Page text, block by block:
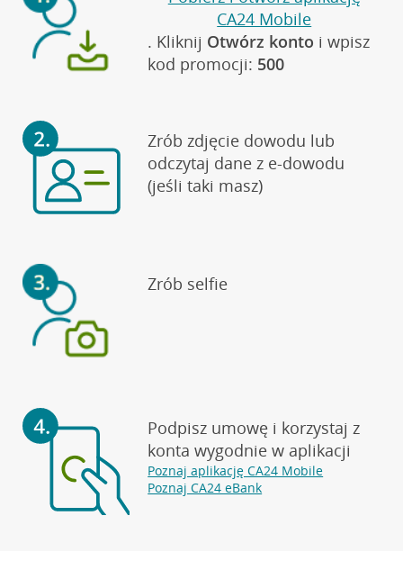
CA24 Mobile
. Kliknij Otwórz konto i wpisz
kod promocji: 500
Zrób zdjęcie dowodu lub
odczytaj dane z e-dowodu
(jeśli taki masz)
Zrób selfie
Podpisz umowę i korzystaj z
konta wygodniew aplikacji
Poznaj aplikację CA24 Mobile
Poznaj CA24 eBank